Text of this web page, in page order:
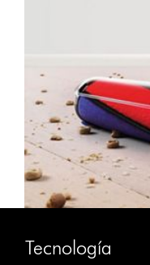
Tecnología